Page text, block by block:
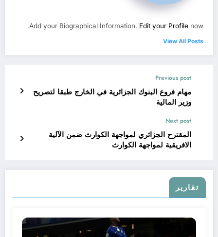
Add your Biographical Information. Edit your Profile now.
View All Posts
Previous post
مهام فروع البنوك الجزائرية في الخارج طبقا لتصريح
وزير المالية
Next post
المقترح الجزائري لمواجهة الكوارث ضمن الآلية
الافريقية لمواجهة الكوارث
تقارير